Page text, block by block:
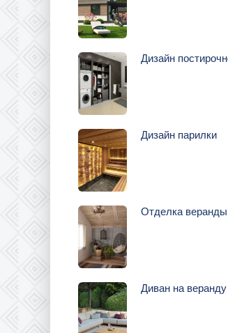
Дизайн
Дизайн парилки
Отделка веранды
Диван на веранду